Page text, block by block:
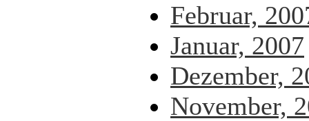
Februar,
Januar, 2007
Dezember,
November,